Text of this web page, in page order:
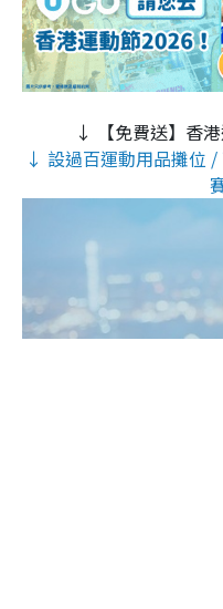
↓ 【免費送】香
↓ 設過百運動用品攤位